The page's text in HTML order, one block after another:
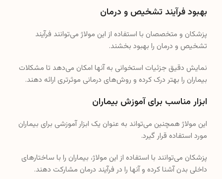
بهبود فرآیند تشخیص و درمان
پزشکان و متخصصان با استفاده از این مولاژ می‌توانند فرآیند
تشخیص و درمان را بهبود بخشند.
نمایش دقیق جزئیات استخوانی به آنها امکان می‌دهد تا مشکلات
بیماران را بهتر درک کرده و روش‌های درمانی موثرتری ارائه دهند.
ابزار مناسب برای آموزش بیماران
این مولاژ همچنین می‌تواند به عنوان یک ابزار آموزشی برای بیماران
مورد استفاده قرار گیرد.
پزشکان می‌توانند با استفاده از این مولاژ، بیماران را با ساختارهای
داخلی بدن آشنا کرده و آنها را در فرآیند درمان مشارکت دهند.